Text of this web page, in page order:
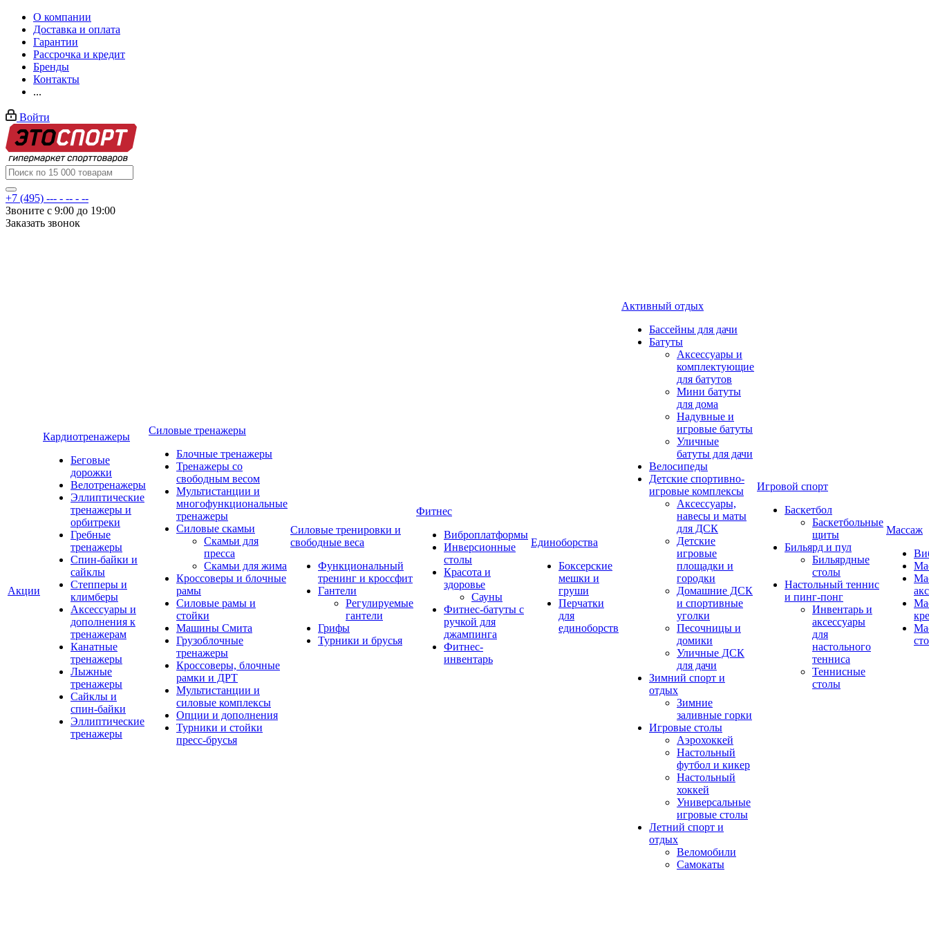
О компании
Доставка и оплата
Гарантии
Рассрочка и кредит
Бренды
Контакты
...
Войти
+7 (495) --- - -- - --
Звоните с 9:00 до 19:00
Заказать звонок
Акции
Кардиотренажеры
Беговые
дорожки
Велотренажеры
Эллиптические
тренажеры и
орбитреки
Гребные
тренажеры
Спин-байки и
сайклы
Степперы и
климберы
Аксессуары и
дополнения к
тренажерам
Канатные
тренажеры
Лыжные
тренажеры
Сайклы и
спин-байки
Эллиптические
тренажеры
Силовые тренажеры
Блочные тренажеры
Тренажеры со
свободным весом
Мультистанции и
многофункциональные
тренажеры
Силовые скамьи
Скамьи для
пресса
Скамьи для жима
Кроссоверы и блочные
рамы
Силовые рамы и
стойки
Машины Смита
Грузоблочные
тренажеры
Кроссоверы, блочные
рамки и ДРТ
Мультистанции и
силовые комплексы
Опции и дополнения
Турники и стойки
пресс-брусья
Силовые тренировки и
свободные веса
Функциональный
тренинг и кроссфит
Гантели
Регулируемые
гантели
Грифы
Турники и брусья
Фитнес
Виброплатформы
Инверсионные
столы
Красота и
здоровье
Сауны
Фитнес-батуты с
ручкой для
джампинга
Фитнес-
инвентарь
Единоборства
Боксерские
мешки и
груши
Перчатки
для
единоборств
Активный отдых
Бассейны для дачи
Батуты
Аксессуары и
комплектующие
для батутов
Мини батуты
для дома
Надувные и
игровые батуты
Уличные
батуты для дачи
Велосипеды
Детские спортивно-
игровые комплексы
Аксессуары,
навесы и маты
для ДСК
Детские
игровые
площадки и
городки
Домашние ДСК
и спортивные
уголки
Песочницы и
домики
Уличные ДСК
для дачи
Зимний спорт и
отдых
Зимние
заливные горки
Игровые столы
Аэрохоккей
Настольный
футбол и кикер
Настольный
хоккей
Универсальные
игровые столы
Летний спорт и
отдых
Веломобили
Самокаты
Игровой спорт
Баскетбол
Баскетбольные
щиты
Бильярд и пул
Бильярдные
столы
Настольный теннис
и пинг-понг
Инвентарь и
аксессуары
для
настольного
тенниса
Теннисные
столы
Массаж